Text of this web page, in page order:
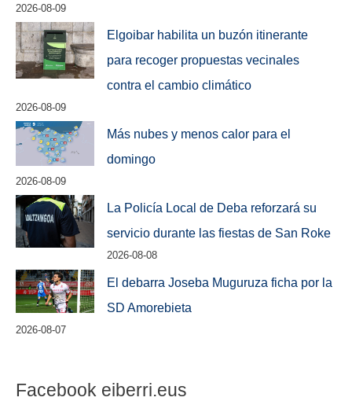
2026-08-09
Elgoibar habilita un buzón itinerante
para recoger propuestas vecinales
contra el cambio climático
2026-08-09
Más nubes y menos calor para el
domingo
2026-08-09
La Policía Local de Deba reforzará su
servicio durante las fiestas de San Roke
2026-08-08
El debarra Joseba Muguruza ficha por la
SD Amorebieta
2026-08-07
Facebook eiberri.eus